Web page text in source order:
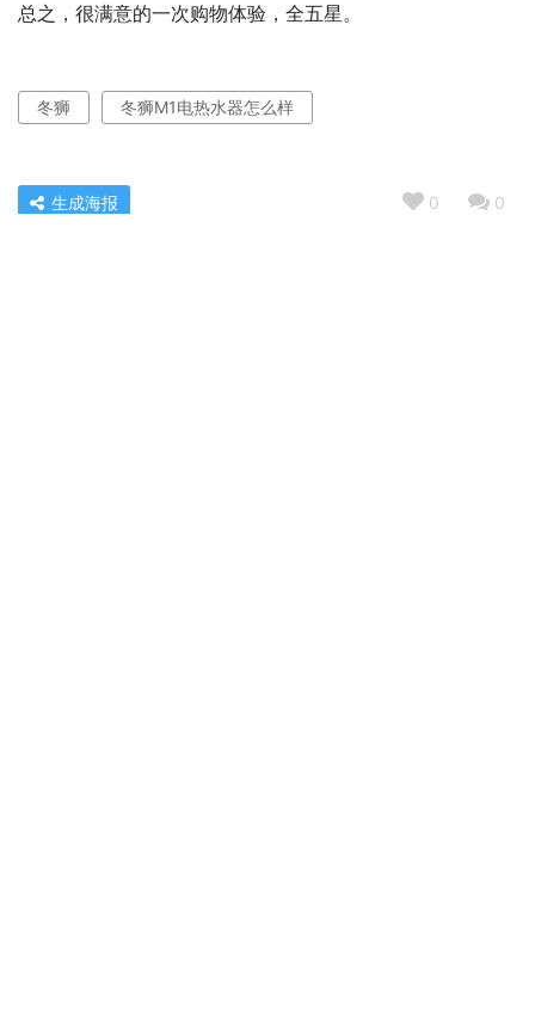
总之，很满意的一次购物体验，全五星。
冬狮 冬狮M1电热水器怎么样
0 0
生成海报